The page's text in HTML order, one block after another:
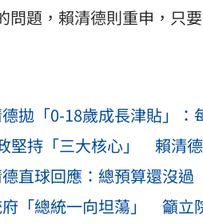
問題，賴清德則重申，只
拋「0-18歲成長津貼」：
堅持「三大核心」 賴清德
球回應：總預算還沒過
「總統一向坦蕩」 籲立